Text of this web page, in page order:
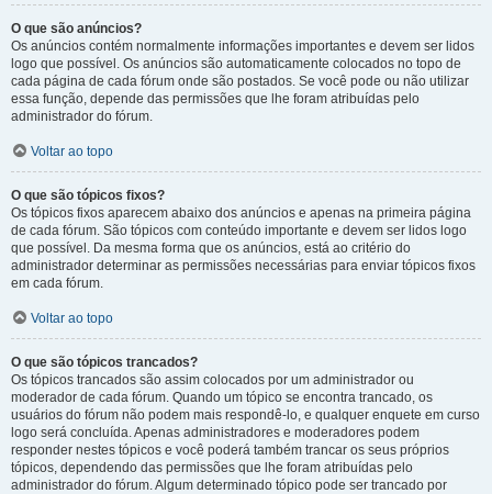
O que são anúncios?
Os anúncios contém normalmente informações importantes e devem ser lidos
logo que possível. Os anúncios são automaticamente colocados no topo de
cada página de cada fórum onde são postados. Se você pode ou não utilizar
essa função, depende das permissões que lhe foram atribuídas pelo
administrador do fórum.
Voltar ao topo
O que são tópicos fixos?
Os tópicos fixos aparecem abaixo dos anúncios e apenas na primeira página
de cada fórum. São tópicos com conteúdo importante e devem ser lidos logo
que possível. Da mesma forma que os anúncios, está ao critério do
administrador determinar as permissões necessárias para enviar tópicos fixos
em cada fórum.
Voltar ao topo
O que são tópicos trancados?
Os tópicos trancados são assim colocados por um administrador ou
moderador de cada fórum. Quando um tópico se encontra trancado, os
usuários do fórum não podem mais respondê-lo, e qualquer enquete em curso
logo será concluída. Apenas administradores e moderadores podem
responder nestes tópicos e você poderá também trancar os seus próprios
tópicos, dependendo das permissões que lhe foram atribuídas pelo
administrador do fórum. Algum determinado tópico pode ser trancado por